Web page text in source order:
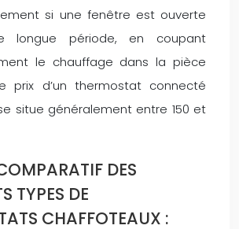
si une fenêtre est ouverte
longue période, en coupant
le chauffage dans la pièce
prix d’un thermostat connecté
situe généralement entre 150 et
DES
TYPES DE
CHAFFOTEAUX :